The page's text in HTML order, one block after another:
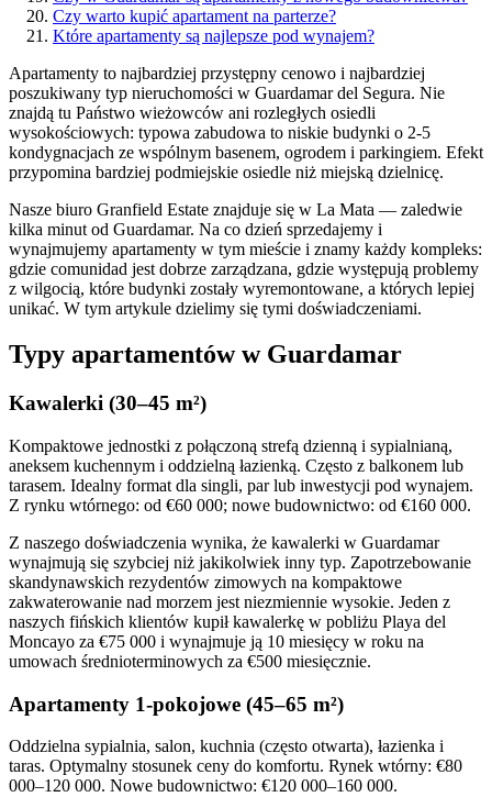
Czy warto kupić apartament na parterze?
Które apartamenty są najlepsze pod wynajem?
Apartamenty to najbardziej przystępny cenowo i najbardziej
poszukiwany typ nieruchomości w Guardamar del Segura. Nie
znajdą tu Państwo wieżowców ani rozległych osiedli
wysokościowych: typowa zabudowa to niskie budynki o 2-5
kondygnacjach ze wspólnym basenem, ogrodem i parkingiem. Efekt
przypomina bardziej podmiejskie osiedle niż miejską dzielnicę.
Nasze biuro Granfield Estate znajduje się w La Mata — zaledwie
kilka minut od Guardamar. Na co dzień sprzedajemy i
wynajmujemy apartamenty w tym mieście i znamy każdy kompleks:
gdzie comunidad jest dobrze zarządzana, gdzie występują problemy
z wilgocią, które budynki zostały wyremontowane, a których lepiej
unikać. W tym artykule dzielimy się tymi doświadczeniami.
Typy apartamentów w Guardamar
Kawalerki (30–45 m²)
Kompaktowe jednostki z połączoną strefą dzienną i sypialnianą,
aneksem kuchennym i oddzielną łazienką. Często z balkonem lub
tarasem. Idealny format dla singli, par lub inwestycji pod wynajem.
Z rynku wtórnego: od €60 000; nowe budownictwo: od €160 000.
Z naszego doświadczenia wynika, że kawalerki w Guardamar
wynajmują się szybciej niż jakikolwiek inny typ. Zapotrzebowanie
skandynawskich rezydentów zimowych na kompaktowe
zakwaterowanie nad morzem jest niezmiennie wysokie. Jeden z
naszych fińskich klientów kupił kawalerkę w pobliżu Playa del
Moncayo za €75 000 i wynajmuje ją 10 miesięcy w roku na
umowach średnioterminowych za €500 miesięcznie.
Apartamenty 1-pokojowe (45–65 m²)
Oddzielna sypialnia, salon, kuchnia (często otwarta), łazienka i
taras. Optymalny stosunek ceny do komfortu. Rynek wtórny: €80
000–120 000. Nowe budownictwo: €120 000–160 000.